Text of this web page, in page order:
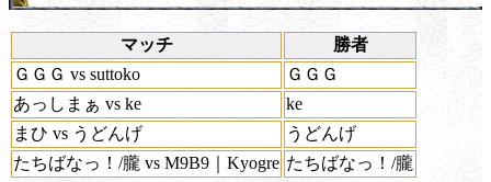
マッチ
勝者
ＧＧＧ vs suttoko
ＧＧＧ
あっしまぁ vs ke
ke
まひ vs うどんげ
うどんげ
たちばなっ！/朧 vs M9B9｜Kyogre たちばなっ！/朧